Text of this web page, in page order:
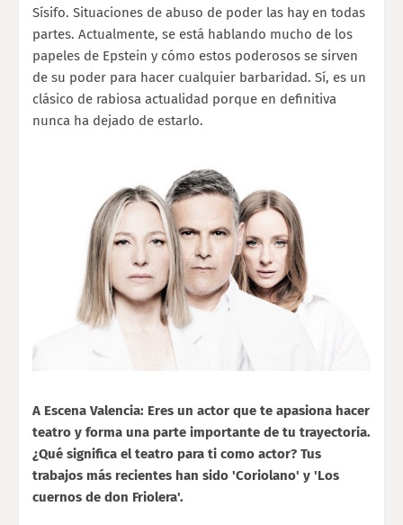
Sísifo. Situaciones de abuso de poder las hay en todas
partes. Actualmente, se está hablando mucho de los
papeles de Epstein y cómo estos poderosos se sirven
de su poder para hacer cualquier barbaridad. Sí, es un
clásico de rabiosa actualidad porque en definitiva
nunca ha dejado de estarlo.
A Escena Valencia: Eres un actor que te apasiona hacer
teatro y forma una parte importante de tu trayectoria.
¿Qué significa el teatro para ti como actor? Tus
trabajos más recientes han sido 'Coriolano' y 'Los
cuernos de don Friolera'.